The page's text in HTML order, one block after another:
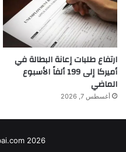
يساعد هذا في تحديد
ثم سيفتح كل بريد
الاشتراك (اسم
تفاصيل متعلقة
ارتفاع طلبات إعانة البطالة في
أميركا إلى 199 ألفاً الأسبوع
الماضي
أغسطس 7, 2026
2026